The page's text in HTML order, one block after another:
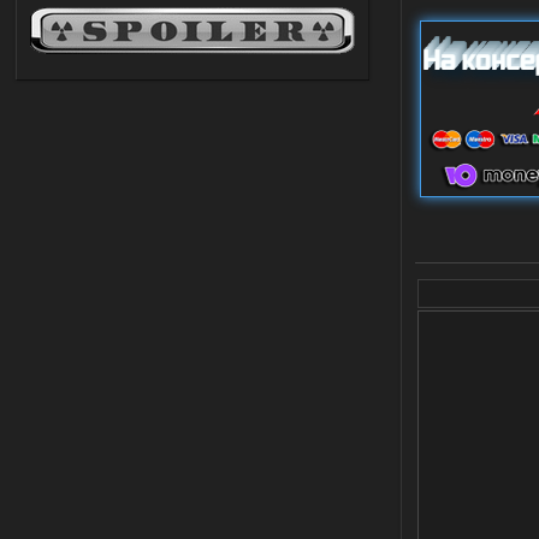
Ответить ➤
03.08.2026